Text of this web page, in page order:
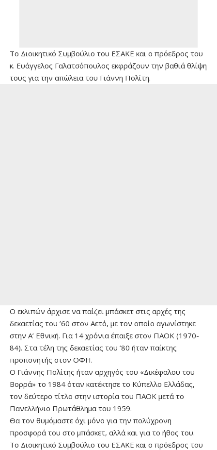
Το Διοικητικό Συμβούλιο του ΕΣΑΚΕ και ο πρόεδρος του
κ. Ευάγγελος Γαλατσόπουλος εκφράζουν την βαθιά θλίψη
τους για την απώλεια του Γιάννη Πολίτη.
Ο εκλιπών άρχισε να παίζει μπάσκετ στις αρχές της
δεκαετίας του ’60 στον Αετό, με τον οποίο αγωνίστηκε
στην Α’ Εθνική. Για 14 χρόνια έπαιξε στον ΠΑΟΚ (1970-
84). Στα τέλη της δεκαετίας του ’80 ήταν παίκτης
προπονητής στον ΟΦΗ.
Ο Γιάννης Πολίτης ήταν αρχηγός του «Δικέφαλου του
Βορρά» το 1984 όταν κατέκτησε το Κύπελλο Ελλάδας,
τον δεύτερο τίτλο στην ιστορία του ΠΑΟΚ μετά το
Πανελλήνιο Πρωτάθλημα του 1959.
Θα τον θυμόμαστε όχι μόνο για την πολύχρονη
προσφορά του στο μπάσκετ, αλλά και για το ήθος του.
Το Διοικητικό Συμβούλιο του ΕΣΑΚΕ και ο πρόεδρος του